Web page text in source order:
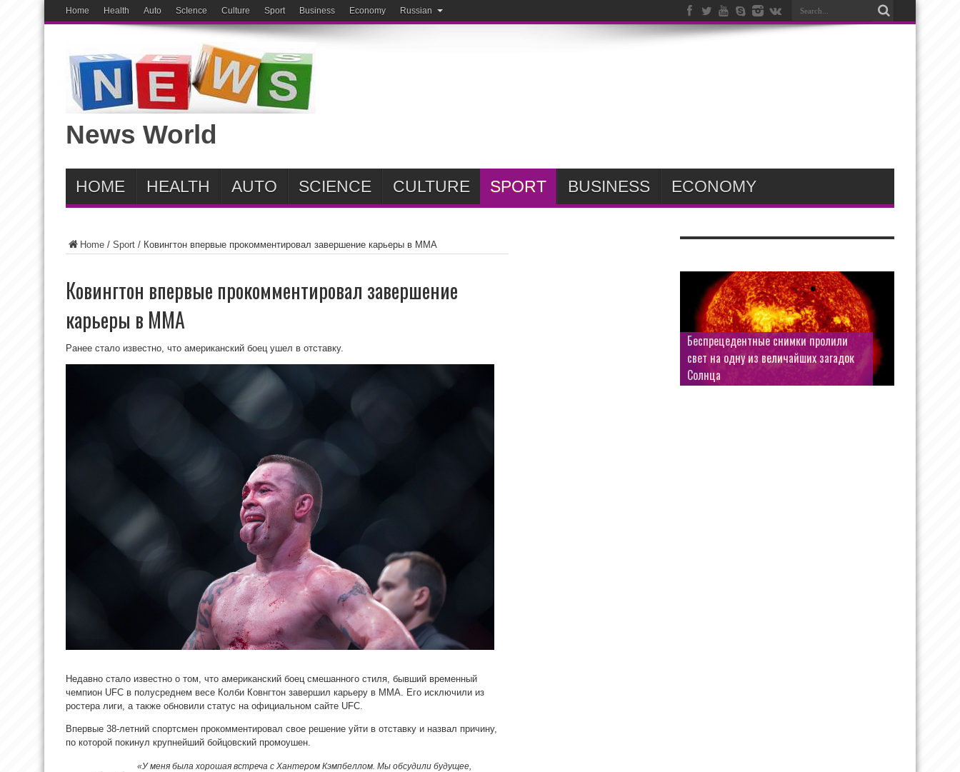
Home Health Auto ScIence Culture Sport Business Economy Russian
News World
HOME HEALTH AUTO SCIENCE CULTURE SPORT BUSINESS ECONOMY
Home / Sport / Ковингтон впервые прокомментировал завершение карьеры в ММА
Ковингтон впервые прокомментировал завершение
карьеры в ММА
Ранее стало известно, что американский боец ушел в отставку.
Недавно стало известно о том, что американский боец смешанного стиля, бывший временный
чемпион UFC в полусреднем весе Колби Ковнгтон завершил карьеру в ММА. Его исключили из
ростера лиги, а также обновили статус на официальном сайте UFC.
Впервые 38-летний спортсмен прокомментировал свое решение уйти в отставку и назвал причину,
по которой покинул крупнейший бойцовский промоушен.
«У меня была хорошая встреча с Хантером Кэмпбеллом. Мы обсудили будущее,
Беспрецедентные снимки пролили
свет на одну из величайших загадок
Солнца